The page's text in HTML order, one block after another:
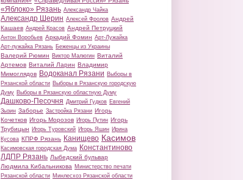
«Яблоко» Рязань Александр Чайка
Александр Шерин Алексей Фролов Андрей
Кашаев Андрей Красов Андрей Петруцкий
Антон Воробьев Аркадий Фомин Арт-Лужайка
Арт-лужайка Рязань Беженцы из Украины
Валерий Рюмин Виктор Малюгин Виталий
Артемов Виталий Ларин Владимир
Мимоглядов Водоканал Рязани Выборы в
Рязанской области Выборы в Рязанскую городскую
Думу Выборы в Рязанскую областную Думу
Дашково-Песочня Дмитрий Гудков Евгений
Зызин Заборье Застройка Рязани Игорь
Кочетков Игорь Морозов Игорь Путин Игорь
Трубицын Игорь Туровский Игорь Яшин Ирина
Кусова КПРФ Рязань Канищево Касимов
Касимовская городская Дума Константиново
ЛДПР Рязань Лыбедский бульвар
Людмила Кибальникова Министерство печати
Рязанской области Минлесхоз Рязанской области